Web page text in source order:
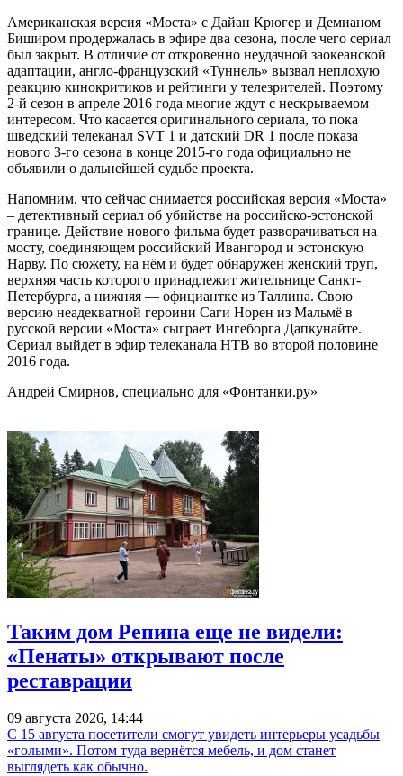
Американская версия «Моста» с Дайан Крюгер и Демианом
Биширом продержалась в эфире два сезона, после чего сериал
был закрыт. В отличие от откровенно неудачной заокеанской
адаптации, англо-французский «Туннель» вызвал неплохую
реакцию кинокритиков и рейтинги у телезрителей. Поэтому
2-й сезон в апреле 2016 года многие ждут с нескрываемом
интересом. Что касается оригинального сериала, то пока
шведский телеканал SVT 1 и датский DR 1 после показа
нового 3-го сезона в конце 2015-го года официально не
объявили о дальнейшей судьбе проекта.
Напомним, что сейчас снимается российская версия «Моста»
– детективный сериал об убийстве на российско-эстонской
границе. Действие нового фильма будет разворачиваться на
мосту, соединяющем российский Ивангород и эстонскую
Нарву. По сюжету, на нём и будет обнаружен женский труп,
верхняя часть которого принадлежит жительнице Санкт-
Петербурга, а нижняя — официантке из Таллина. Свою
версию неадекватной героини Саги Норен из Мальмё в
русской версии «Моста» сыграет Ингеборга Дапкунайте.
Сериал выйдет в эфир телеканала НТВ во второй половине
2016 года.
Андрей Смирнов, специально для «Фонтанки.ру»
Таким дом Репина еще не видели:
«Пенаты» открывают после
реставрации
09 августа 2026, 14:44
С 15 августа посетители смогут увидеть интерьеры усадьбы
«голыми». Потом туда вернётся мебель, и дом станет
выглядеть как обычно.